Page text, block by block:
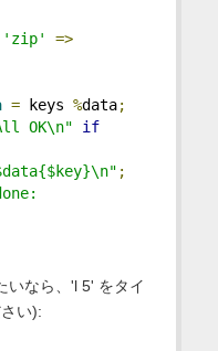
'zip'
=>
= keys %data;
OK\n"
if
;
いなら、'l 5' をタイ
い):